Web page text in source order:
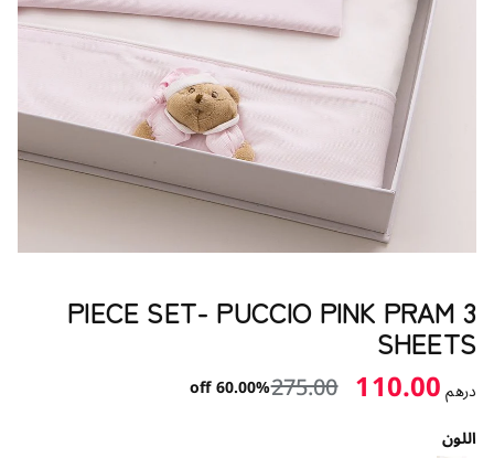
3 PIECE SET- PUCCIO PINK PRAM
SHEETS
درهم110.00
275.00
60.00% off
اللون